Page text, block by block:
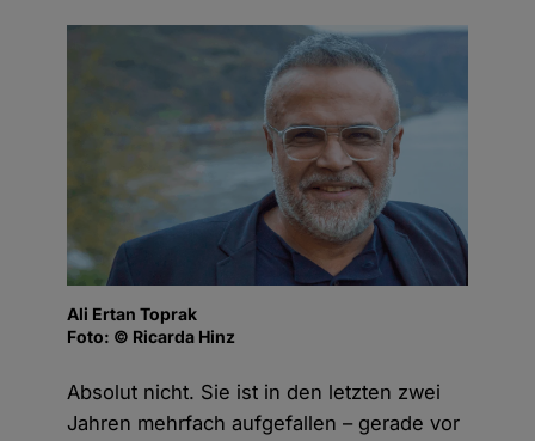
Ali Ertan Toprak
Foto: © Ricarda Hinz
Absolut nicht. Sie ist in den letzten zwei
Jahren mehrfach aufgefallen – gerade vor